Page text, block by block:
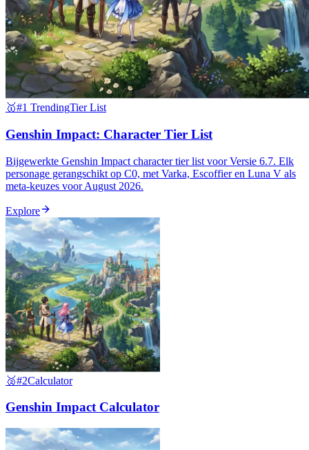
🥇#1 TrendingTier List
Genshin Impact: Character Tier List
Bijgewerkte Genshin Impact character tier list voor Versie 6.7. Elk
personage gerangschikt op C0, met Varka, Escoffier en Luna V als
meta-keuzes voor August 2026.
Explore
🥈#2Calculator
Genshin Impact Calculator